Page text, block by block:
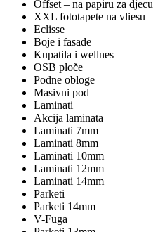
Offset – na papiru za djecu
XXL fototapete na vliesu
Eclisse
Boje i fasade
Kupatila i wellnes
OSB ploče
Podne obloge
Masivni pod
Laminati
Akcija laminata
Laminati 7mm
Laminati 8mm
Laminati 10mm
Laminati 12mm
Laminati 14mm
Parketi
Parketi 14mm
V-Fuga